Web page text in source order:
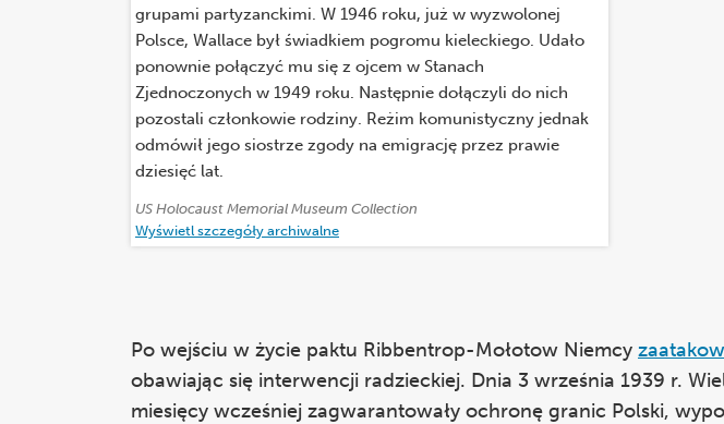
grupami partyzanckimi. W 1946 roku, już w wyzwolonej
Polsce, Wallace był świadkiem pogromu kieleckiego. Udało
ponownie połączyć mu się z ojcem w Stanach
Zjednoczonych w 1949 roku. Następnie dołączyli do nich
pozostali członkowie rodziny. Reżim komunistyczny jednak
odmówił jego siostrze zgody na emigrację przez prawie
dziesięć lat.
Źródło:
US Holocaust Memorial Museum Collection
Wyświetl szczegóły archiwalne
Po wejściu w życie paktu Ribbentrop-Mołotow Niemcy
obawiając się interwencji radzieckiej. Dnia 3 września 1939 r.
miesięcy wcześniej zagwarantowały ochronę granic Polski,